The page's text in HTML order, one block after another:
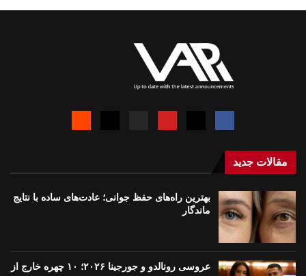
مقالات جدید
بهترین راه‌های حفظ جوانی؛ عادت‌های ساده با نتایج
ماندگار
عروسی رونالدو و جورجینا ۲۰۲۶؛ ۱۰ چهره خارج از